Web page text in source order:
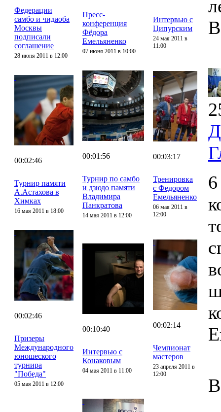
Федерации
самбо и чидаоба
Москвы
подписали
соглашение
28 июня 2011 в 12:00
Пресс-
конференция
Фёдора
Емельяненко
07 июня 2011 в 10:00
Интервью с
Ципурским
24 мая 2011 в
11:00
00:02:46
Турнир памяти
А.Астахова в
Химках
16 мая 2011 в 18:00
00:01:56
Турнир по самбо
и дзюдо памяти
Владимира
Панкратова
14 мая 2011 в 12:00
00:03:17
Тренировка
с Федором
Емельяненко
06 мая 2011 в
12:00
00:02:46
Призеры
Международного
юношеского
турнира
"Победа"
05 мая 2011 в 12:00
00:10:40
Интервью с
Конаковым
04 мая 2011 в 11:00
00:02:14
Чемпионат
мастеров
23 апреля 2011 в
12:00